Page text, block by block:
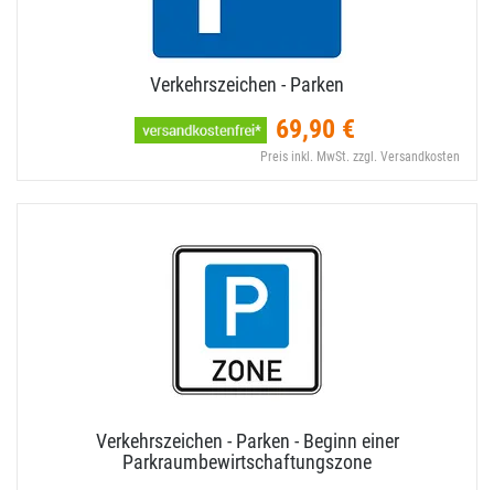
Verkehrszeichen - Parken
69,90 €
Preis inkl. MwSt. zzgl. Versandkosten
Verkehrszeichen - Parken - Beginn einer
Parkraumbewirtschaftungszone